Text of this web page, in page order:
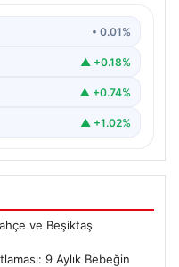
olay, bir bebeğin• 0.01%
▲ +0.18%
▲ +0.74%
▲ +1.02%
ve Beşiktaş
9 Aylık Bebeğin